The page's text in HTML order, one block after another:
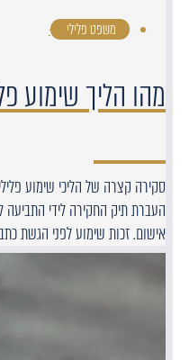
משפט פלילי ·
מהו הליך שימוע
סקירה קצרה של הליכי שימוע
העברת תיק החקירה לידי
אישום. זכות שימוע לפני הגשת